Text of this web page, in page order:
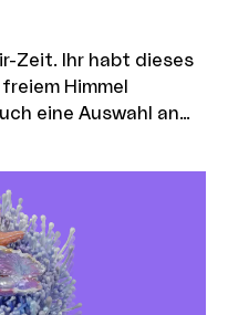
Zeit. Ihr habt dieses
Himmel
eine Auswahl an